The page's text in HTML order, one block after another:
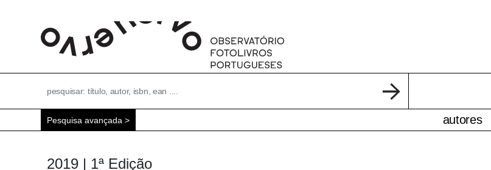
Pesquisa avançada autores
2019 | 1ª Edição